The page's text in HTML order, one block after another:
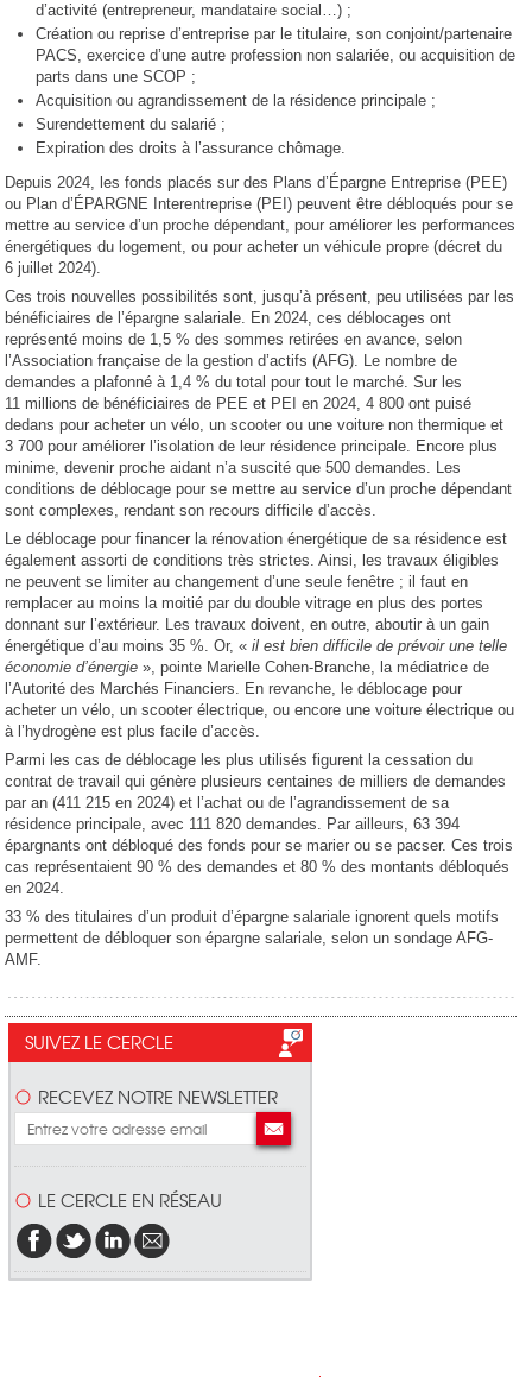
d’activité (entrepreneur, mandataire social…) ;
Création ou reprise d’entreprise par le titulaire, son conjoint/partenaire
PACS, exercice d’une autre profession non salariée, ou acquisition de
parts dans une SCOP ;
Acquisition ou agrandissement de la résidence principale ;
Surendettement du salarié ;
Expiration des droits à l’assurance chômage.
Depuis 2024, les fonds placés sur des Plans d’Épargne Entreprise (PEE)
ou Plan d’ÉPARGNE Interentreprise (PEI) peuvent être débloqués pour se
mettre au service d’un proche dépendant, pour améliorer les performances
énergétiques du logement, ou pour acheter un véhicule propre (décret du
6 juillet 2024).
Ces trois nouvelles possibilités sont, jusqu’à présent, peu utilisées par les
bénéficiaires de l’épargne salariale. En 2024, ces déblocages ont
représenté moins de 1,5 % des sommes retirées en avance, selon
l’Association française de la gestion d’actifs (AFG). Le nombre de
demandes a plafonné à 1,4 % du total pour tout le marché. Sur les
11 millions de bénéficiaires de PEE et PEI en 2024, 4 800 ont puisé
dedans pour acheter un vélo, un scooter ou une voiture non thermique et
3 700 pour améliorer l’isolation de leur résidence principale. Encore plus
minime, devenir proche aidant n’a suscité que 500 demandes. Les
conditions de déblocage pour se mettre au service d’un proche dépendant
sont complexes, rendant son recours difficile d’accès.
Le déblocage pour financer la rénovation énergétique de sa résidence est
également assorti de conditions très strictes. Ainsi, les travaux éligibles
ne peuvent se limiter au changement d’une seule fenêtre ; il faut en
remplacer au moins la moitié par du double vitrage en plus des portes
donnant sur l’extérieur. Les travaux doivent, en outre, aboutir à un gain
énergétique d’au moins 35 %. Or, «il est bien difficile de prévoir une telle
économie d’énergie », pointe Marielle Cohen-Branche, la médiatrice de
l’Autorité des Marchés Financiers. En revanche, le déblocage pour
acheter un vélo, un scooter électrique, ou encore une voiture électrique ou
à l’hydrogène est plus facile d’accès.
Parmi les cas de déblocage les plus utilisés figurent la cessation du
contrat de travail qui génère plusieurs centaines de milliers de demandes
par an (411 215 en 2024) et l’achat ou de l’agrandissement de sa
résidence principale, avec 111 820 demandes. Par ailleurs, 63 394
épargnants ont débloqué des fonds pour se marier ou se pacser. Ces trois
cas représentaient 90 % des demandes et 80 % des montants débloqués
en 2024.
33 % des titulaires d’un produit d’épargne salariale ignorent quels motifs
permettent de débloquer son épargne salariale, selon un sondage AFG-
AMF.
SUIVEZ LE CERCLE
RECEVEZ NOTRE NEWSLETTER
LE CERCLE EN RÉSEAU